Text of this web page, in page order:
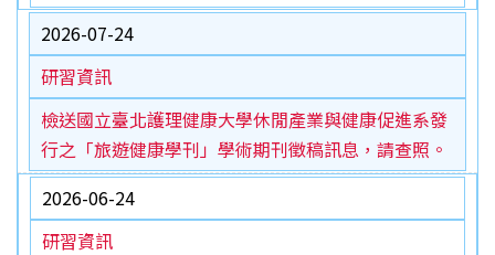
2026-07-24
研習資訊
檢送國立臺北護理健康大學休閒產業與健康促進系發
行之「旅遊健康學刊」學術期刊徵稿訊息，請查照。
2026-06-24
研習資訊